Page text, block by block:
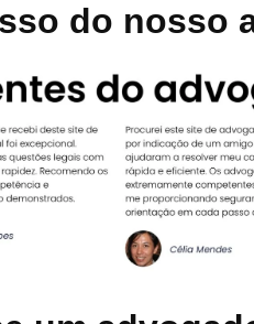
do nosso